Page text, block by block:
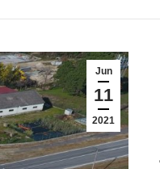
Jun
11
2021